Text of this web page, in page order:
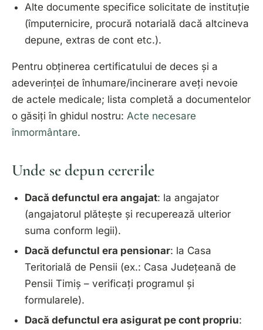
Alte documente specifice solicitate de instituție
(împuternicire, procură notarială dacă altcineva
depune, extras de cont etc.).
Pentru obținerea certificatului de deces și a
adeverinței de înhumare/incinerare aveți nevoie
de actele medicale; lista completă a documentelor
o găsiți în ghidul nostru: Acte necesare
înmormântare.
Unde se depun cererile
Dacă defunctul era angajat: laangajator
(angajatorul plătește și recuperează ulterior
suma conform legii).
Dacă defunctul era pensionar: la Casa
Teritorială de Pensii (ex.: Casa Județeană de
Pensii Timiș – verificați programul și
formularele).
Dacă defunctul era asigurat pe cont propriu: